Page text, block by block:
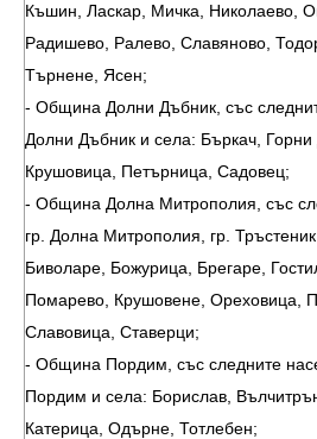
Къшин, Ласкар, Мичка, Николаево,
Радишево, Ралево, Славяново,
Търнене, Ясен;
- Община Долни Дъбник, със
Долни Дъбник и села: Бъркач, Горни
Крушовица, Петърница, Садовец;
- Община Долна Митрополия, със
гр. Долна Митрополия, гр.
Биволаре, Божурица, Брегаре,
Помарево, Крушовене, Ореховица,
Славовица, Ставерци;
- Община Пордим, със следните
Пордим и села: Борислав,
Катерица, Одърне, Тотлебен;